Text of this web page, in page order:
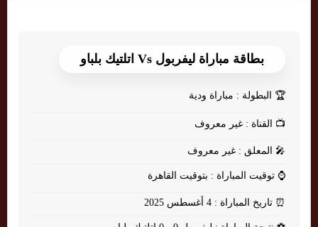
بطاقة مباراة ليفربول Vs اتلتيك بلباو
🏆 البطولة : مباراة ودية
📺 القناة : غير معروف
🎤 المعلق : غير معروف
⌚ توقيت المباراة : بتوقيت القاهرة
⏰ تاريخ المباراة : 4 أغسطس 2025